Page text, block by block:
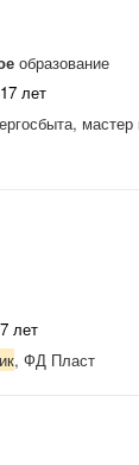
образование
лет
лет
, ФД Пласт